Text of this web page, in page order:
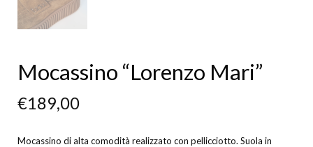
Mocassino “Lorenzo Mari”
€189,00
Mocassino di alta comodità realizzato con pellicciotto. Suola in